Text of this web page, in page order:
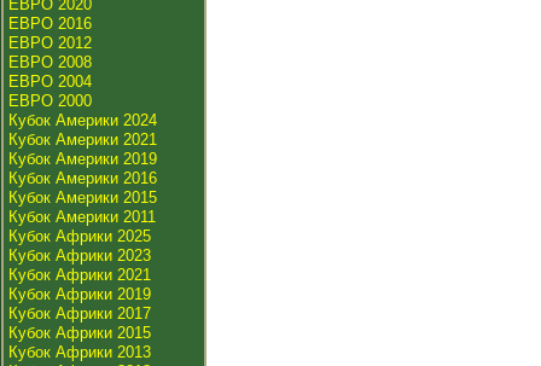
ЕВРО 2020
ЕВРО 2016
ЕВРО 2012
ЕВРО 2008
ЕВРО 2004
ЕВРО 2000
Кубок Америки 2024
Кубок Америки 2021
Кубок Америки 2019
Кубок Америки 2016
Кубок Америки 2015
Кубок Америки 2011
Кубок Африки 2025
Кубок Африки 2023
Кубок Африки 2021
Кубок Африки 2019
Кубок Африки 2017
Кубок Африки 2015
Кубок Африки 2013